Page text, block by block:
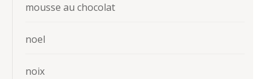
mousse au chocolat
noel
noix